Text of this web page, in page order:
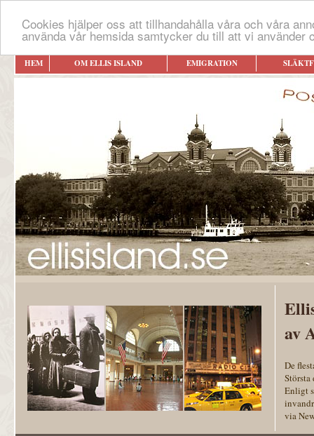
Cookies hjälper oss att tillhandahålla våra och våra
använda vår hemsida samtycker du till att vi använder
HEM OM ELLIS ISLAND EMIGRATION
av
De
Största
Enligt
via